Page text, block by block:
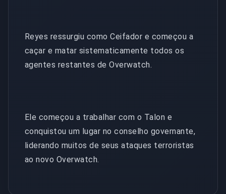
Reyes ressurgiu como Ceifador e começou a
caçar e matar sistematicamente todos os
agentes restantes de Overwatch.
Ele começou a trabalhar com o Talon e
conquistou um lugar no conselho governante,
liderando muitos de seus ataques terroristas
ao novo Overwatch.